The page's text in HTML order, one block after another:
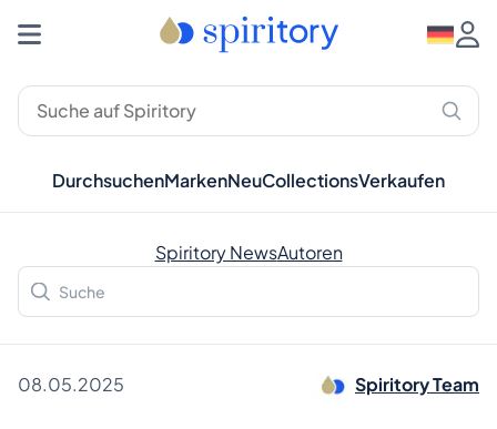
DurchsuchenMarkenNeuCollectionsVerkaufen
Spiritory NewsAutoren
08.05.2025 Spiritory Team